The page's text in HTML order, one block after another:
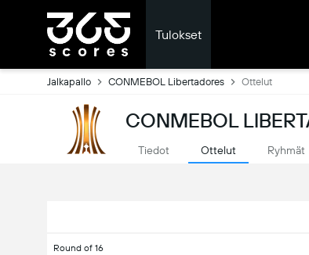
Tulokset
Jalkapallo CONMEBOL Libertadores Ottelut
CONMEBOL
Tiedot Ottelut Ryhmät
Round of 16